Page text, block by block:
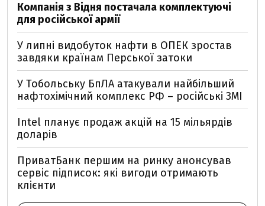
Компанія з Відня постачала комплектуючі
для російської армії
У липні видобуток нафти в ОПЕК зростав
завдяки країнам Перської затоки
У Тобольську БпЛА атакували найбільший
нафтохімічний комплекс РФ – російські ЗМІ
Intel планує продаж акцій на 15 мільярдів
доларів
ПриватБанк першим на ринку анонсував
сервіс підписок: які вигоди отримають
клієнти